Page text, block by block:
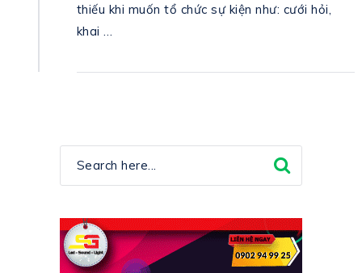
thiếu khi muốn tổ chức sự kiện như: cưới hỏi,
khai …